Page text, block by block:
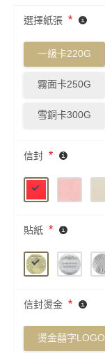
選擇紙張 *
一級卡220G
霧面卡250G
雪銅卡300G
信封 *
貼紙 *
信封燙金 *
燙金囍字LOGO